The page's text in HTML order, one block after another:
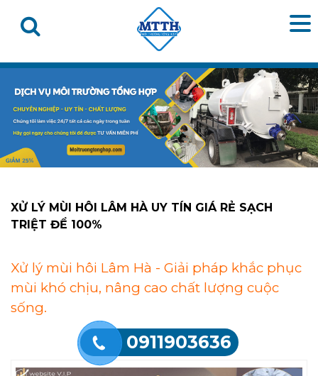
XỬ LÝ MÙI HÔI LÂM HÀ UY TÍN GIÁ RẺ SẠCH
TRIỆT ĐỂ 100%
Xử lý mùi hôi Lâm Hà - Giải pháp khắc phục
mùi khó chịu, nâng cao chất lượng cuộc
sống.
0911903636